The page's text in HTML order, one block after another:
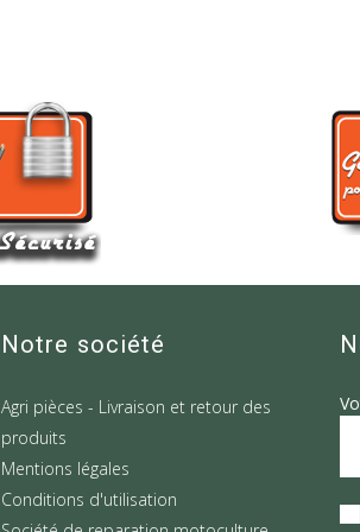
Notre société
Agri pièces - Livraison et retour des
produits
Mentions légales
Conditions d'utilisation